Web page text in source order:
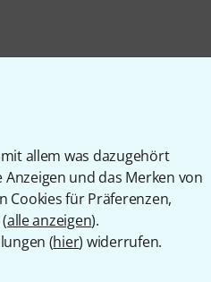
allem was dazugehört
und das Merken von
Cookies für Präferenzen,
alle anzeigen).
(hier) widerrufen.